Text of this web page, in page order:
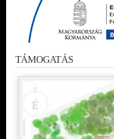
TÁMOGATÁS